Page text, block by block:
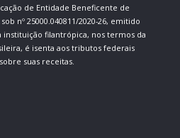
de Entidade Beneficente de
nº 25000.040811/2020-26, emitido
instituição filantrópica, nos termos da
é isenta aos tributos federais
suas receitas.